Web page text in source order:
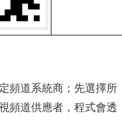
頻道系統商；先選擇所
頻道供應者，程式會透